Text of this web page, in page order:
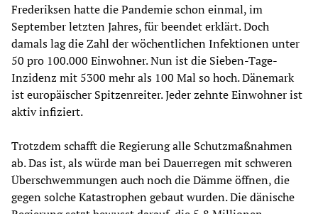
Frederiksen hatte die Pandemie schon einmal, im
September letzten Jahres, für beendet erklärt. Doch
damals lag die Zahl der wöchentlichen Infektionen unter
50 pro 100.000 Einwohner. Nun ist die Sieben-Tage-
Inzidenz mit 5300 mehr als 100 Mal so hoch. Dänemark
ist europäischer Spitzenreiter. Jeder zehnte Einwohner ist
aktiv infiziert.
Trotzdem schafft die Regierung alle Schutzmaßnahmen
ab. Das ist, als würde man bei Dauerregen mit schweren
Überschwemmungen auch noch die Dämme öffnen, die
gegen solche Katastrophen gebaut wurden. Die dänische